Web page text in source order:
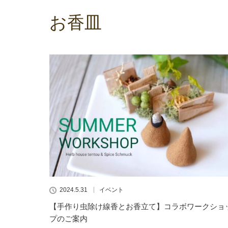
お香皿
2024.5.31 イベント
【手作り虫除け線香とお香立て】コラボワークショ
プのご案内